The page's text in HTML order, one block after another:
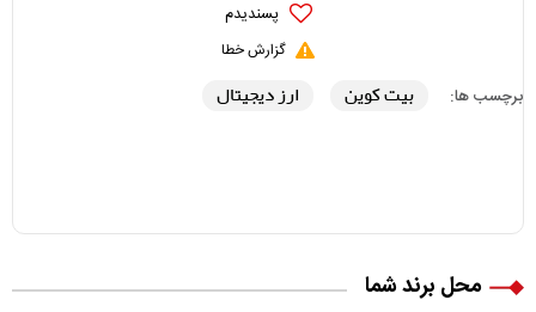
پسندیدم
گزارش خطا
برچسب ها: بیت کوین ارز دیجیتال
محل برند شما